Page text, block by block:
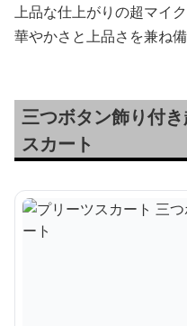
上品な仕上がりの超マイ
華やかさと上品さを兼ね
三つボタン飾り付
スカート